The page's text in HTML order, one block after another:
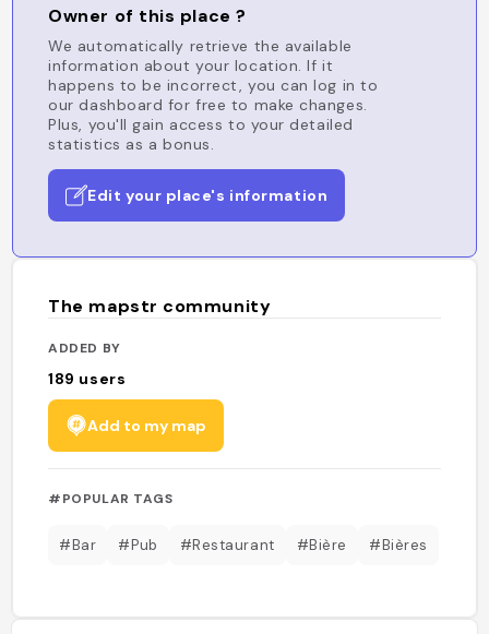
Owner of this place ?
We automatically retrieve the available
information about your location. If it
happens to be incorrect, you can log in to
our dashboard for free to make changes.
Plus, you'll gain access to your detailed
statistics as a bonus.
Edit your place's information
The mapstr community
ADDED BY
189 users
Add to my map
#POPULAR TAGS
#Bar #Pub #Restaurant #Bière #Bières